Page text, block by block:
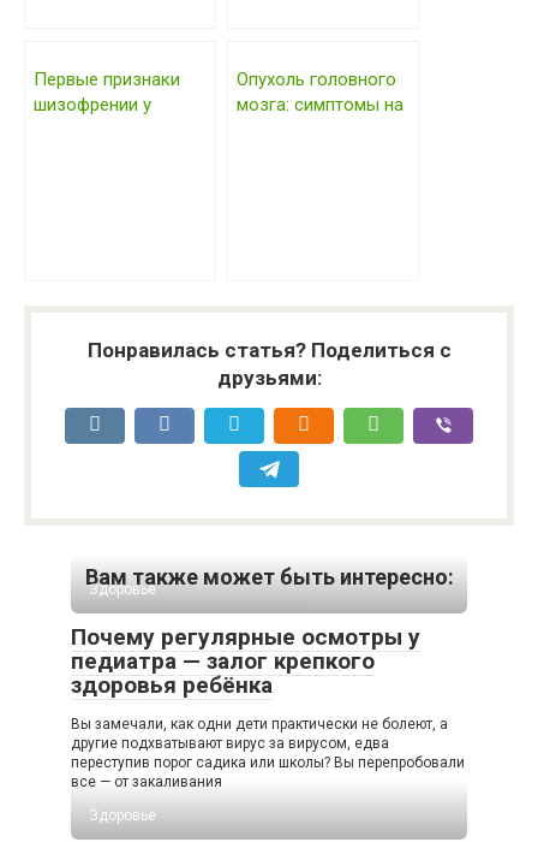
Первые признаки
шизофрении у
Опухоль головного
мозга: симптомы на
Понравилась статья? Поделиться с
друзьями:
Вам также может быть интересно:
Здоровье
Почему регулярные осмотры у
педиатра — залог крепкого
здоровья ребёнка
Вы замечали, как одни дети практически не болеют, а
другие подхватывают вирус за вирусом, едва
переступив порог садика или школы? Вы перепробовали
все — от закаливания
Здоровье